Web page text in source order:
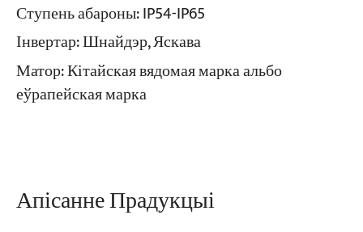
Праграмы
Пра нас
Ступень абароны: IP54-IP65
Інвертар: Шнайдэр, Яскава
Матор: Кітайская вядомая марка альбо
еўрапейская марка
Апісанне Прадукцыі